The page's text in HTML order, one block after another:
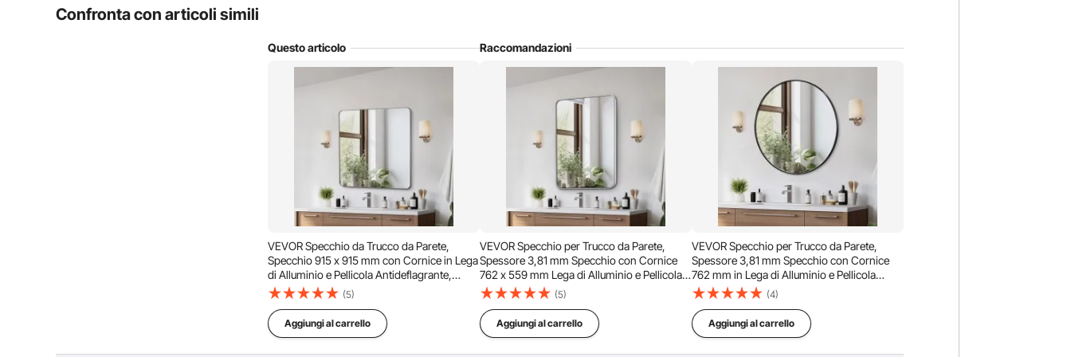
il prodotto è durevole?
Confronta con articoli simili
Questo articolo Raccomandazioni
VEVOR Specchio da Trucco da Parete,
Specchio 915 x 915 mm con Cornice in Lega
di Alluminio e Pellicola Antideflagrante,
Specchio Antigraffio con Staffa a Forma di Z,
Adatto per Bagno Soggiorno
(5)
Aggiungi al carrello
VEVOR Specchio per Trucco da Parete,
Spessore 3,81 mm Specchio con Cornice
762 x 559 mm Lega di Alluminio e Pellicola
Antideflagrante, Specchio Antigraffio con
Staffa a Forma di Z, per Bagno Soggiorno
(5)
Aggiungi al carrello
VEVOR Specchio per Trucco da Parete,
Spessore 3,81 mm Specchio con Cornice
762 mm in Lega di Alluminio e Pellicola
Antideflagrante, Specchio Antigraffio con
Staffa a Forma di Z, per Bagno Soggiorno
(4)
Aggiungi al carrello